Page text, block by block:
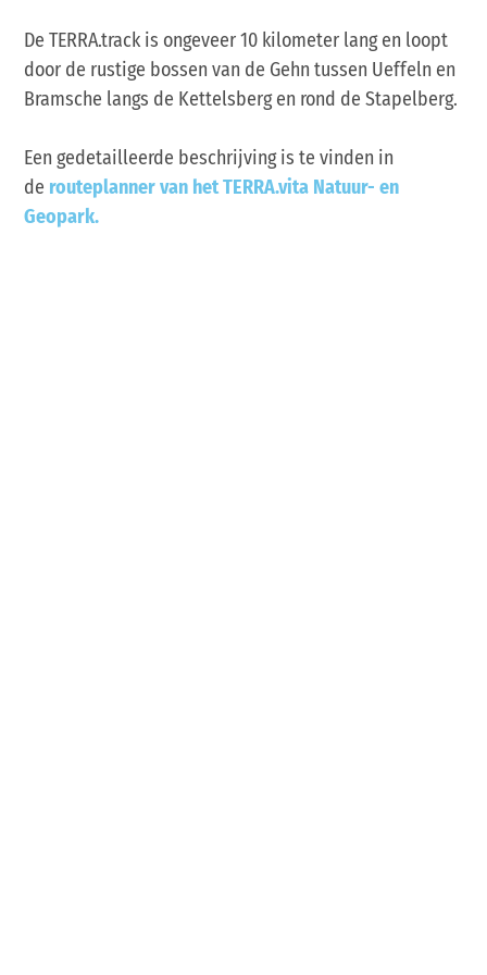
De TERRA.track is ongeveer 10 kilometer lang en loopt
door de rustige bossen van de Gehn tussen Ueffeln en
Bramsche langs de Kettelsberg en rond de Stapelberg.
Een gedetailleerde beschrijving is te vinden in
de routeplanner van het TERRA.vita Natuur- en
Geopark.